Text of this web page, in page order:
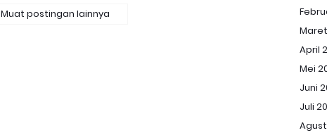
Muat postingan lainnya
April
Mei
Juni
Juli